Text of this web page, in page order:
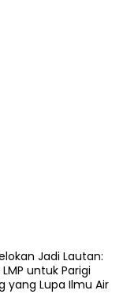
Jadi Lautan:
untuk Parigi
yang Lupa Ilmu Air